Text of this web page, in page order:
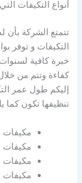
أنواع التكيفات
تتمتع الشركة بأن
التكيفات و توفر
خبرة كافية
كفاءة وتتم من
إليكم طول عمر
تنظيفها تكون كما
مكيفات
مكيفات
مكيفات
مكيفات